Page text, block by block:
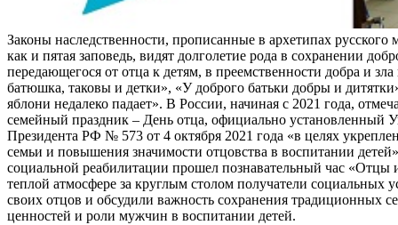
Законы наследственности, прописанные в архетипах
как и пятая заповедь, видят долголетие рода в сохранении
передающегося от отца к детям, в преемственности добра и
батюшка, таковы и детки», «У доброго батьки добры и
яблони недалеко падает». В России, начиная с 2021 года,
семейный праздник – День отца, официально установленный
Президента РФ № 573 от 4 октября 2021 года «в целях
семьи и повышения значимости отцовства в воспитании
социальной реабилитации прошел познавательный час «Отцы
теплой атмосфере за круглым столом получатели социальных
своих отцов и обсудили важность сохранения традиционных
ценностей и роли мужчин в воспитании детей.